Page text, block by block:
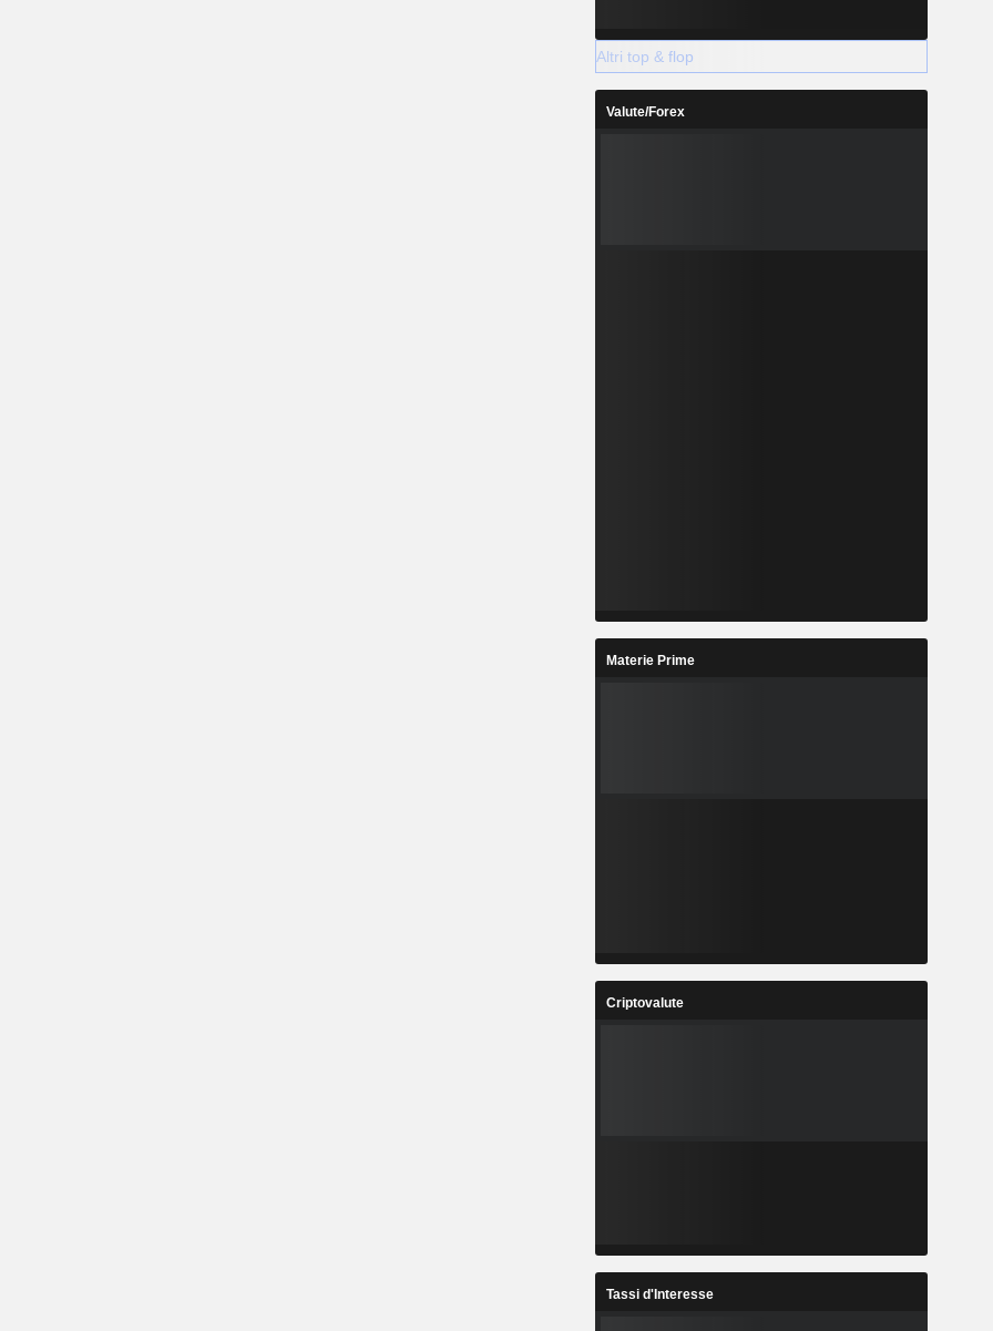
Altri top & flop
Valute/Forex
Materie Prime
Criptovalute
Tassi d'Interesse